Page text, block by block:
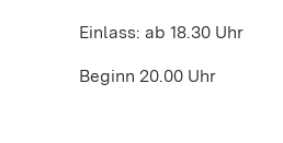
Einlass: ab 18.30 Uhr
Beginn 20.00 Uhr